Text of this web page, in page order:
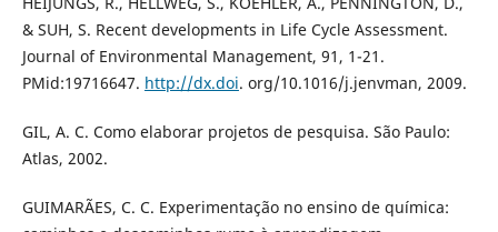
& SUH, S. Recent developments in Life Cycle Assessment.
Journal of Environmental Management, 91, 1-21.
PMid:19716647. http://dx.doi. org/10.1016/j.jenvman, 2009.
GIL, A. C. Como elaborar projetos de pesquisa. São Paulo:
Atlas, 2002.
GUIMARÃES, C. C. Experimentação no ensino de química: